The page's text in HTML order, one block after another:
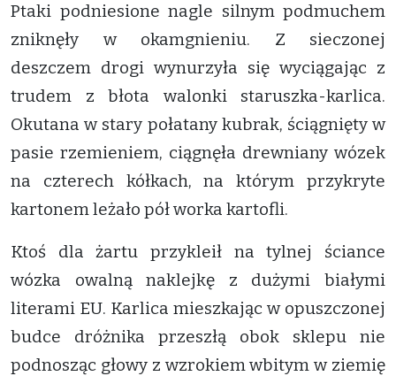
Ptaki podniesione nagle silnym podmuchem
zniknęły w okamgnieniu. Z sieczonej
deszczem drogi wynurzyła się wyciągając z
trudem z błota walonki staruszka-karlica.
Okutana w stary połatany kubrak, ściągnięty w
pasie rzemieniem, ciągnęła drewniany wózek
na czterech kółkach, na którym przykryte
kartonem leżało pół worka kartofli.
Ktoś dla żartu przykleił na tylnej ściance
wózka owalną naklejkę z dużymi białymi
literami EU. Karlica mieszkając w opuszczonej
budce dróżnika przeszłą obok sklepu nie
podnosząc głowy z wzrokiem wbitym w ziemię